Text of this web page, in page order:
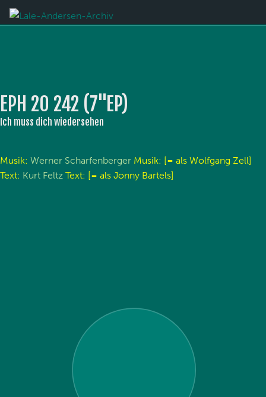
EPH 20 242 (7''EP)
Ich muss dich wiedersehen
Musik: Werner Scharfenberger Musik: [= als Wolfgang Zell]
Text: Kurt Feltz Text: [= als Jonny Bartels]